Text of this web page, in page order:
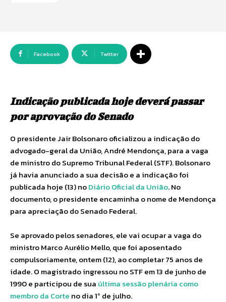
Facebook Twitter
Indicação publicada hoje deverá passar
por aprovação do Senado
O presidente Jair Bolsonaro oficializou a indicação do
advogado-geral da União, André Mendonça, para a vaga
de ministro do Supremo Tribunal Federal (STF). Bolsonaro
já havia anunciado a sua decisão e a indicação foi
publicada hoje (13) noDiário Oficial da União. No
documento, o presidente encaminha o nome de Mendonça
para apreciação do Senado Federal.
Se aprovado pelos senadores, ele vai ocupar a vaga do
ministro Marco Aurélio Mello, que foi aposentado
compulsoriamente, ontem (12), ao completar 75 anos de
idade. O magistrado ingressou no STF em 13 de junho de
1990 e participou de sua última sessão plenária como
membro da Corte no dia 1º de julho.